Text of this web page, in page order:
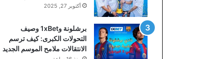
أكتوبر 27, 2025
برشلونة و1xBet وصيف
التحولات الكبرى: كيف ترسم
الانتقالات ملامح الموسم الجديد